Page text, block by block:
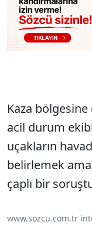
Kaza
acil durum
uçakların
belirlemek
çaplı bir
www.sozcu.com.tr